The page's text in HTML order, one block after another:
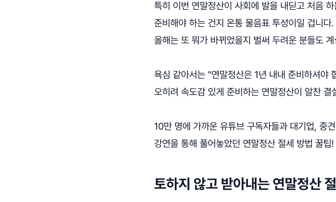
특히 이번 연말정산이 사회에 발을 내딛고 처음
준비해야 하는 건지 온통 물음표 투성이일 겁니
올해는 또 뭐가 바뀌었을지 벌써 두려운 분들도
욕심 같아서는 "연말정산은 1년 내내 준비하셔야
오히려 속도감 있게 준비하는 연말정산이 알찬 결
10만 명에 가까운 유튜브 구독자들과 대기업, 중
강연을 통해 풀어놓았던 연말정산 절세 방법 꿀
토하지 않고 받아내는 연말정산